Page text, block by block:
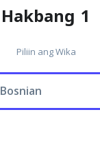
Hakbang 1
Piliin ang Wika
Bosnian